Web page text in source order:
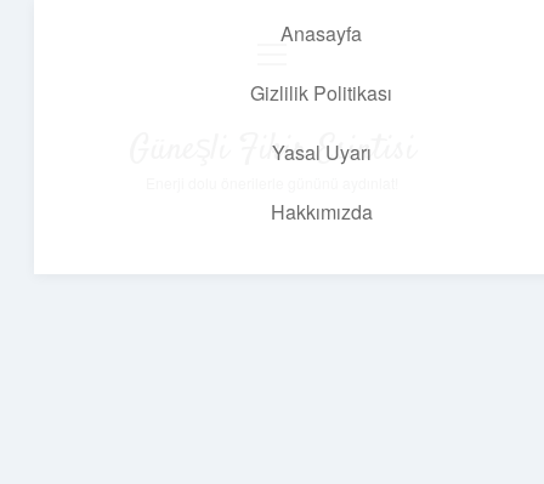
Anasayfa
Gizlilik Politikası
Yasal Uyarı
Hakkımızda
Güneşli Fikir Esintisi